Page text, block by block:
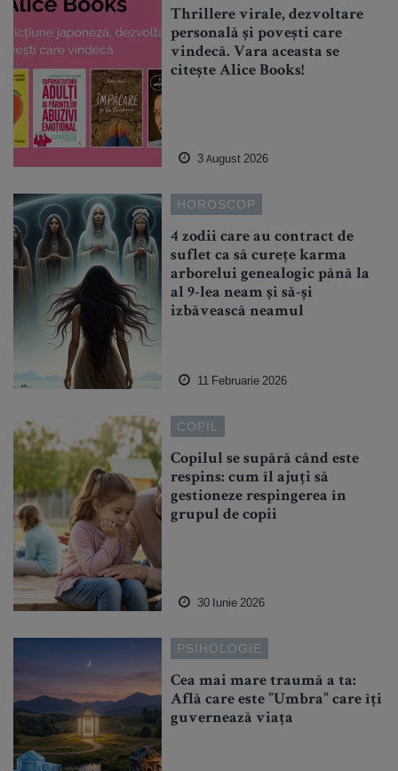
Thrillere virale, dezvoltare
personală și povești care
vindecă. Vara aceasta se
citește Alice Books!
3 August 2026
HOROSCOP
4 zodii care au contract de
suflet ca să curețe karma
arborelui genealogic până la
al 9-lea neam și să-și
izbăvească neamul
11 Februarie 2026
COPIL
Copilul se supără când este
respins: cum îl ajuți să
gestioneze respingerea în
grupul de copii
30 Iunie 2026
PSIHOLOGIE
Cea mai mare traumă a ta:
Află care este ”Umbra” care îți
guvernează viața